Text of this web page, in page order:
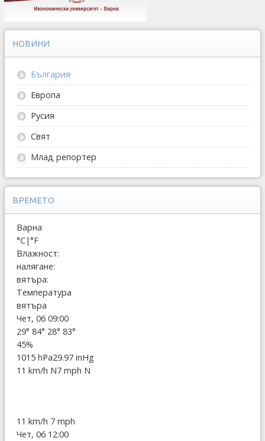
НОВИНИ
България
Европа
Русия
Свят
Млад репортер
ВРЕМЕТО
Варна
°C|°F
Влажност:
налягане:
вятъра:
Температура
вятъра
Чет, 06 09:00
29° 84° 28° 83°
45%
1015 hPa29.97 inHg
11 km/h N7 mph N
11 km/h 7 mph
Чет, 06 12:00